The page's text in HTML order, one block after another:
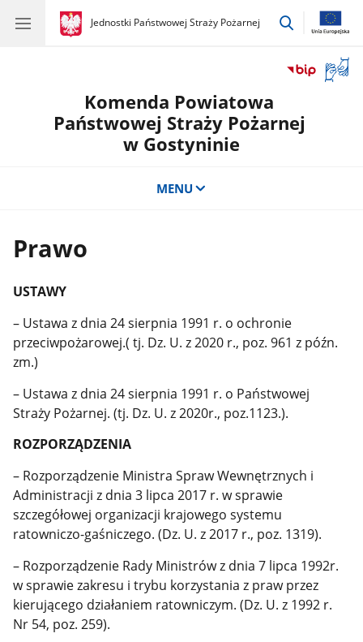
gov.pl
Jednostki Państwowej Straży Pożarnej
gov.pl
Jednostki
przejdź
okno
Komenda Powiatowa
Państwowej Straży Pożarnej
w Gostyninie
MENU
Prawo
USTAWY
– Ustawa z dnia 24 sierpnia 1991 r. o ochronie
przeciwpożarowej.( tj. Dz. U. z 2020 r., poz. 961 z późn.
zm.)
– Ustawa z dnia 24 sierpnia 1991 r. o Państwowej
Straży Pożarnej. (tj. Dz. U. z 2020r., poz.1123.).
ROZPORZĄDZENIA
– Rozporządzenie Ministra Spraw Wewnętrznych i
Administracji z dnia 3 lipca 2017 r. w sprawie
szczegółowej organizacji krajowego systemu
ratowniczo-gaśniczego. (Dz. U. z 2017 r., poz. 1319).
– Rozporządzenie Rady Ministrów z dnia 7 lipca 1992r.
w sprawie zakresu i trybu korzystania z praw przez
kierującego działaniem ratowniczym. (Dz. U. z 1992 r.
Nr 54, poz. 259).